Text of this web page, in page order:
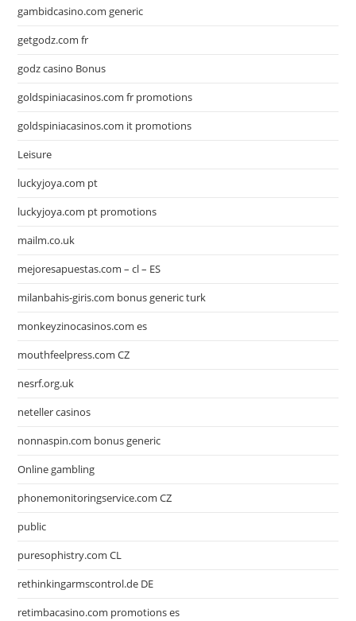
gambidcasino.com generic
getgodz.com fr
godz casino Bonus
goldspiniacasinos.com fr promotions
goldspiniacasinos.com it promotions
Leisure
luckyjoya.com pt
luckyjoya.com pt promotions
mailm.co.uk
mejoresapuestas.com – cl – ES
milanbahis-giris.com bonus generic turk
monkeyzinocasinos.com es
mouthfeelpress.com CZ
nesrf.org.uk
neteller casinos
nonnaspin.com bonus generic
Online gambling
phonemonitoringservice.com CZ
public
puresophistry.com CL
rethinkingarmscontrol.de DE
retimbacasino.com promotions es